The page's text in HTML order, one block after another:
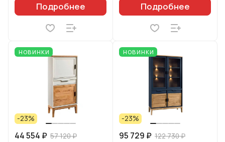
Подробнее Подробнее
НОВИНКИ
-23%
44 554 ₽ 57 120 ₽
НОВИНКИ
-23%
95 729 ₽ 122 730 ₽